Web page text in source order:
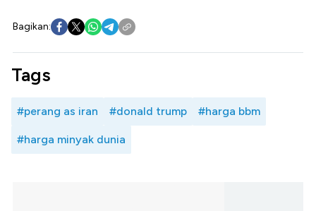
Bagikan:
Tags
#perang as iran #donald trump #harga bbm
#harga minyak dunia